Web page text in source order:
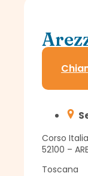
Corso
52100 –
Toscana